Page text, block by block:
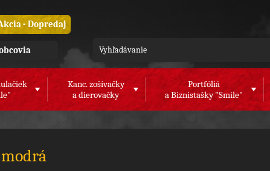
- Dopredaj
Kanc. zošívačky
a dierovačky
Portfóliá
a Biznistašky "Smile"